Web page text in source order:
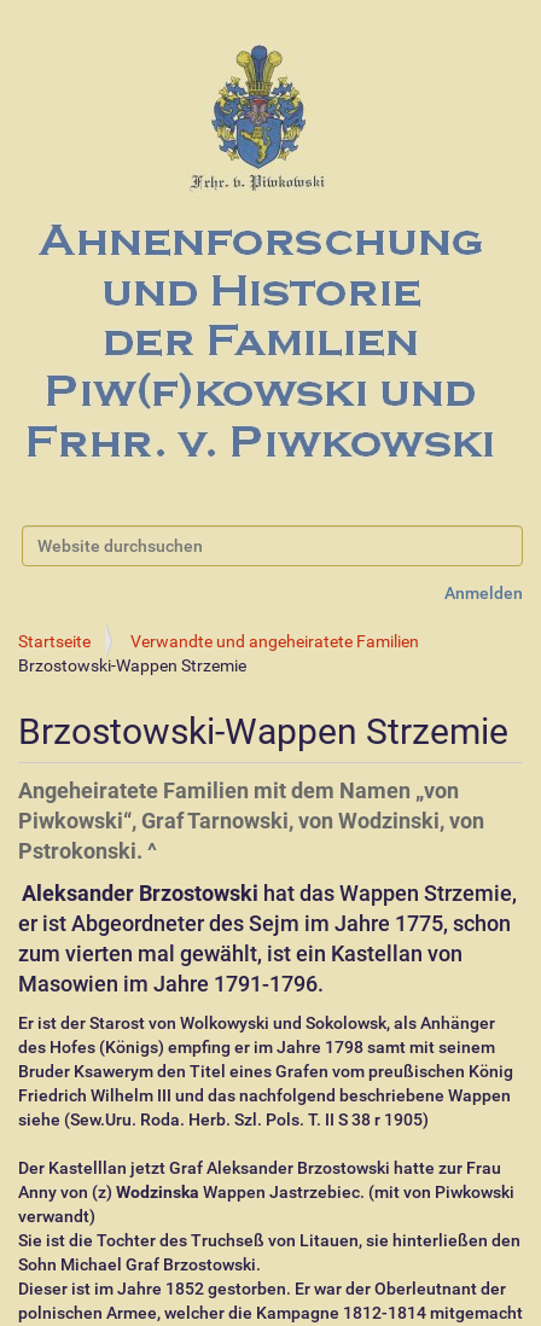
Website durchsuchen
Anmelden
Startseite
Verwandte und angeheiratete Familien
Brzostowski-Wappen Strzemie
Brzostowski-Wappen Strzemie
Angeheiratete Familien mit dem Namen „von
Piwkowski“, Graf Tarnowski, von Wodzinski, von
Pstrokonski. ^
Aleksander Brzostowski hat das Wappen Strzemie,
er ist Abgeordneter des Sejm im Jahre 1775, schon
zum vierten mal gewählt, ist ein Kastellan von
Masowien im Jahre 1791-1796.
Er ist der Starost von Wolkowyski und Sokolowsk, als Anhänger
des Hofes (Königs) empfing er im Jahre 1798 samt mit seinem
Bruder Ksawerym den Titel eines Grafen vom preußischen König
Friedrich Wilhelm III und das nachfolgend beschriebene Wappen
siehe (Sew.Uru. Roda. Herb. Szl. Pols. T. II S 38 r 1905)
Der Kastelllan jetzt Graf Aleksander Brzostowski hatte zur Frau
Anny von (z) Wodzinska Wappen Jastrzebiec. (mit von Piwkowski
verwandt)
Sie ist die Tochter des Truchseß von Litauen, sie hinterließen den
Sohn Michael Graf Brzostowski.
Dieser ist im Jahre 1852 gestorben. Er war der Oberleutnant der
polnischen Armee, welcher die Kampagne 1812-1814 mitgemacht